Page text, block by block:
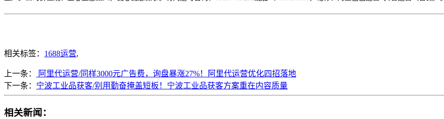
相关标签： 1688运营,
上一条：
阿里代运营/同样3000元广告费，询盘暴涨27%！阿里代运营优化四招落地
下一条： 宁波工业品获客/别用勤奋掩盖短板！宁波工业品获客方案重在内容质量
相关新闻：